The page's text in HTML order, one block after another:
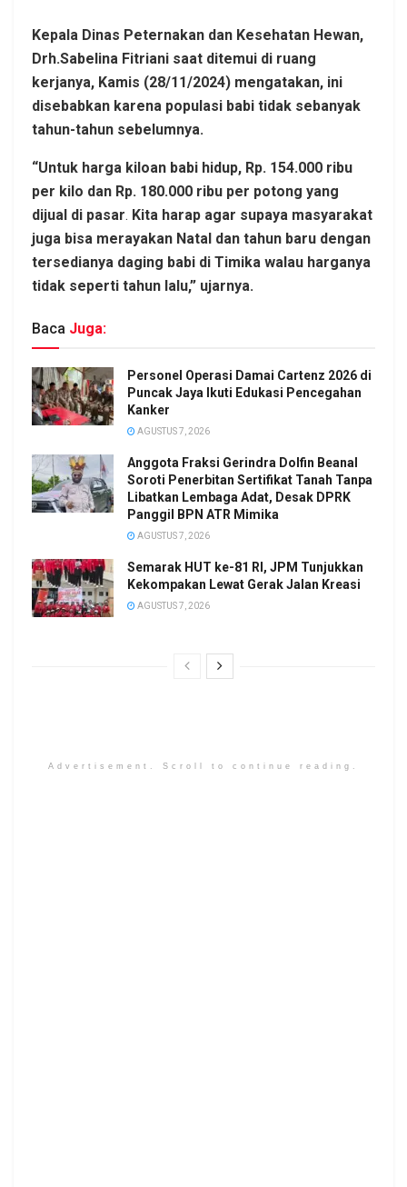
Kepala Dinas Peternakan dan Kesehatan Hewan,
Drh.Sabelina Fitriani saat ditemui di ruang
kerjanya, Kamis (28/11/2024) mengatakan, ini
disebabkan karena populasi babi tidak sebanyak
tahun-tahun sebelumnya.
“Untuk harga kiloan babi hidup, Rp. 154.000 ribu
per kilo dan Rp. 180.000 ribu per potong yang
dijual di pasar. Kita harap agar supaya masyarakat
juga bisa merayakan Natal dan tahun baru dengan
tersedianya daging babi di Timika walau harganya
tidak seperti tahun lalu,” ujarnya.
Baca Juga:
Personel Operasi Damai Cartenz 2026 di
Puncak Jaya Ikuti Edukasi Pencegahan
Kanker
AGUSTUS 7, 2026
Anggota Fraksi Gerindra Dolfin Beanal
Soroti Penerbitan Sertifikat Tanah Tanpa
Libatkan Lembaga Adat, Desak DPRK
Panggil BPN ATR Mimika
AGUSTUS 7, 2026
Semarak HUT ke-81 RI, JPM Tunjukkan
Kekompakan Lewat Gerak Jalan Kreasi
AGUSTUS 7, 2026
Advertisement. Scroll to continue reading.